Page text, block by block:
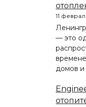
11
— это
домов и